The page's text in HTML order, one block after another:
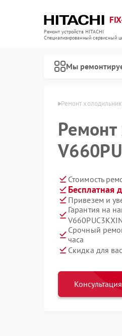
Ремонт устройств HITACHI
Специализированный cервисный
Мы
Ремонт
Ремонт
Стоимость
Бесплатная
Привезем и
Гарантия на
Срочный
часа
Скидка для